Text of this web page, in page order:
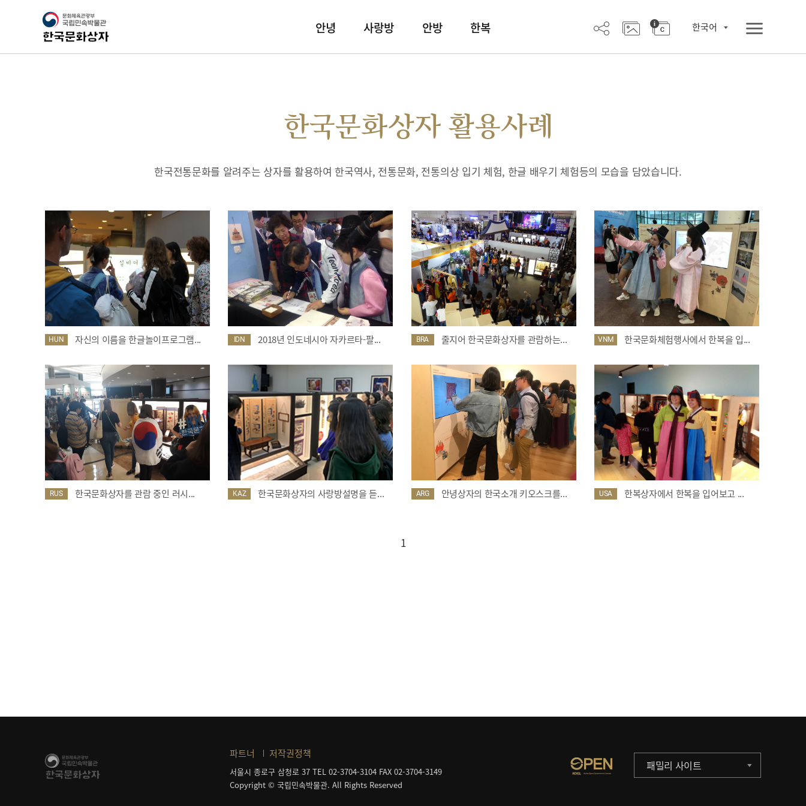
안녕 사랑방 안방 한복 한국어
한국문화상자 활용사례
한국전통문화를 알려주는 상자를 활용하여 한국역사, 전통문화, 전통의상 입기 체험, 한글 배우기 체험등의 모습을 담았습니다.
HUN 자신의 이름을 한글놀이프로그램... IDN 2018년 인도네시아 자카르타-팔... BRA 줄지어 한국문화상자를 관람하는... VNM 한국문화체험행사에서 한복을 입...
RUS 한국문화상자를 관람 중인 러시... KAZ 한국문화상자의 사랑방설명을 듣... ARG 안녕상자의 한국소개 키오스크를... USA 한복상자에서 한복을 입어보고 ...
1
파트너 저작권정책
서울시 종로구 삼청로 37 TEL 02-3704-3104 FAX 02-3704-3149
Copyright © 국립민속박물관. All Rights Reserved
패밀리 사이트